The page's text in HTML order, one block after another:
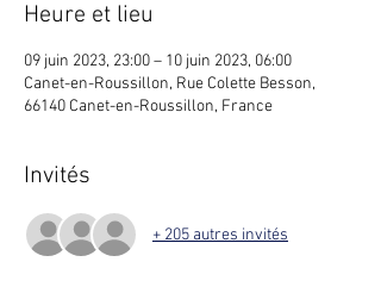
Heure et lieu
09 juin 2023, 23:00 – 10 juin 2023, 06:00
Canet-en-Roussillon, Rue Colette Besson,
66140 Canet-en-Roussillon, France
Invités
+ 205 autres invités